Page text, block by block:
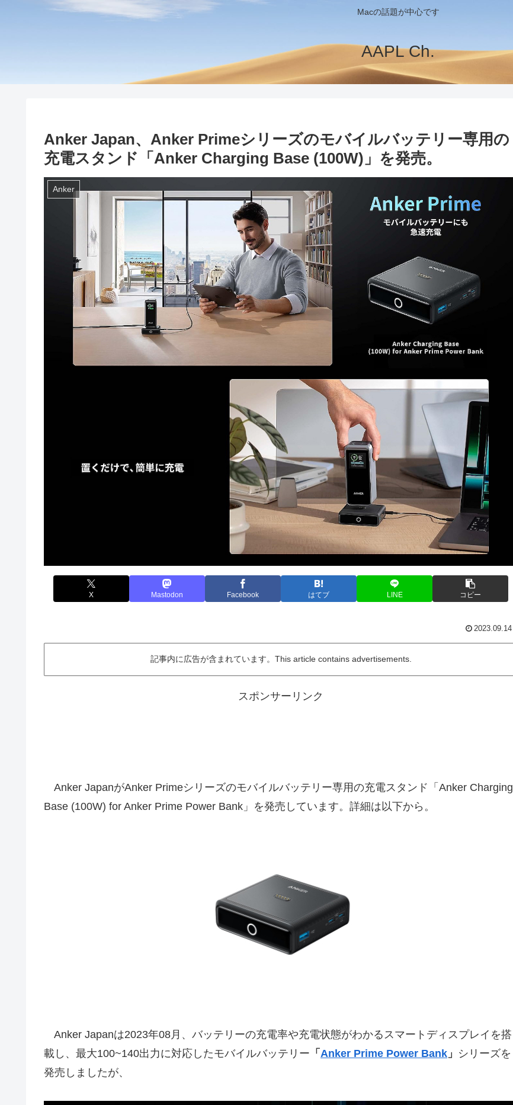
Macの話題が中心です
AAPL Ch.
Anker Japan、Anker Primeシリーズのモバイルバッテリー専用の
充電スタンド「Anker Charging Base (100W)」を発売。
Anker
X Mastodon Facebook はてブ LINE コピー
2023.09.14
記事内に広告が含まれています。This article contains advertisements.
スポンサーリンク
Anker JapanがAnker Primeシリーズのモバイルバッテリー専用の充電スタンド「Anker Charging
Base (100W) for Anker Prime Power Bank」を発売しています。詳細は以下から。
Anker Japanは2023年08月、バッテリーの充電率や充電状態がわかるスマートディスプレイを搭
載し、最大100~140出力に対応したモバイルバッテリー 「 Anker Prime Power Bank 」 シリーズを
発売しましたが、